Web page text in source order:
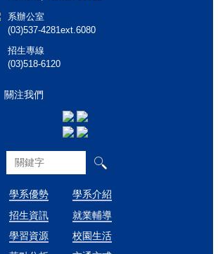
系辦公室
(03)537-4281ext.6080
招生專線
(03)518-6120
關注我們
學系優勢
招生資訊
學習資源
學系介紹
就業輔導
校園生活